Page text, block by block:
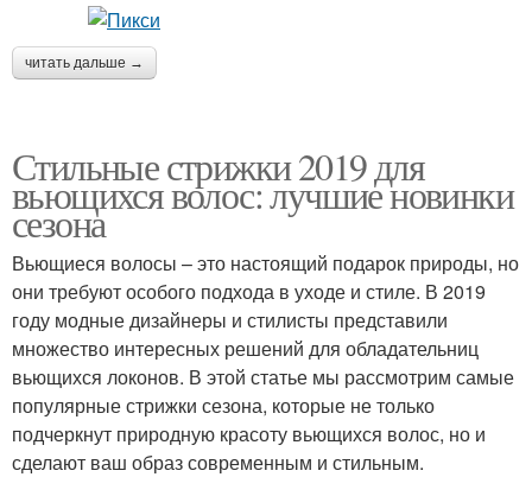
читать дальше →
Стильные стрижки 2019 для
вьющихся волос: лучшие новинки
сезона
Вьющиеся волосы – это настоящий подарок природы, но
они требуют особого подхода в уходе и стиле. В 2019
году модные дизайнеры и стилисты представили
множество интересных решений для обладательниц
вьющихся локонов. В этой статье мы рассмотрим самые
популярные стрижки сезона, которые не только
подчеркнут природную красоту вьющихся волос, но и
сделают ваш образ современным и стильным.